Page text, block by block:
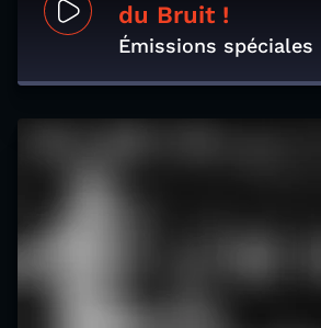
du Bruit !
Émissions spéciales